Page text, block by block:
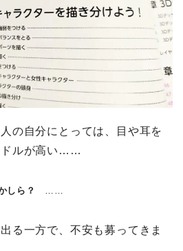
の自分にとっては、目や耳を
ドルが高い……
しら？ ……
る一方で、不安も募ってきま